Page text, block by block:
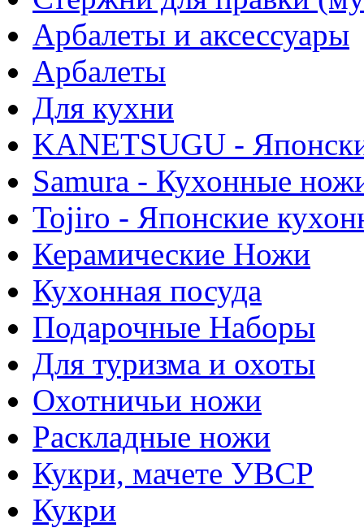
Арбалеты и аксессуары
Арбалеты
Для кухни
KANETSUGU -
Samura - Кухонные
Tojiro - Японские
Керамические Ножи
Кухонная посуда
Подарочные Наборы
Для туризма и охоты
Охотничьи ножи
Раскладные ножи
Кукри, мачете УВСР
Кукри